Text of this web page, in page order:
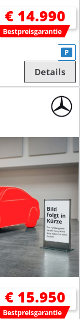
€ 14.990
Bestpreisgarantie
P
Details
€ 15.950
Bestpreisgarantie